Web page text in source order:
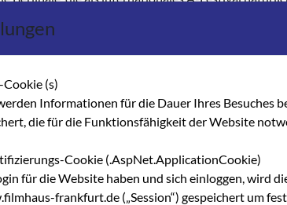
In den letzten Jahren ist ein vermehrter
wird zum Argument für kuratorische
Leiter Dieter Kosslik ist die Berlinale zu einer
die gar nichts mit dem Festivalzweck des
der Wettbewerb als Herzstück und
geworden und klassische Institution wie
- also gerade das, was Festivals vom Üblichen
ein populäres Festival zu veranstalten, mit
zuzumuten, ein Kino zu pflegen,
Filmbranche und die Sponsoren in den
Cookie (s)
Informationen für die Dauer Ihres Besuches
die für die Funktionsfähigkeit der Website
Cookie (.AspNet.ApplicationCookie)
für die Website haben und sich einloggen, wird
frankfurt.de („Session“) gespeichert um